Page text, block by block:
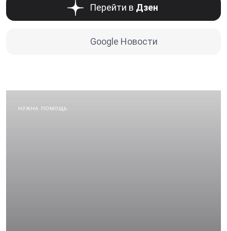
Перейти в Дзен
Google Новости
НУЖНА ПОМОЩЬ